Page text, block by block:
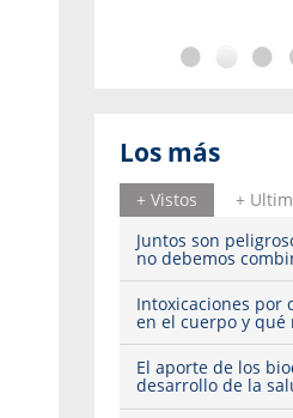
Los más
+ Vistos
+
Juntos son
no debemos
Intoxicaciones por
en el cuerpo y qué
El aporte de los
desarrollo de la